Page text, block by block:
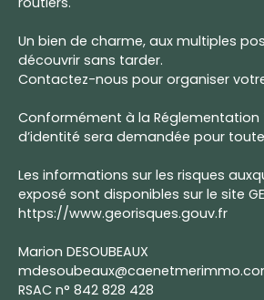
Un bien de charme, aux multiples
découvrir sans tarder.
Contactez-nous pour organiser
Conformément à la Réglementation
d’identité sera demandée pour
Les informations sur les risques
exposé sont disponibles sur le site
https://www.georisques.gouv.fr
Marion DESOUBEAUX
RSAC n° 842 828 428